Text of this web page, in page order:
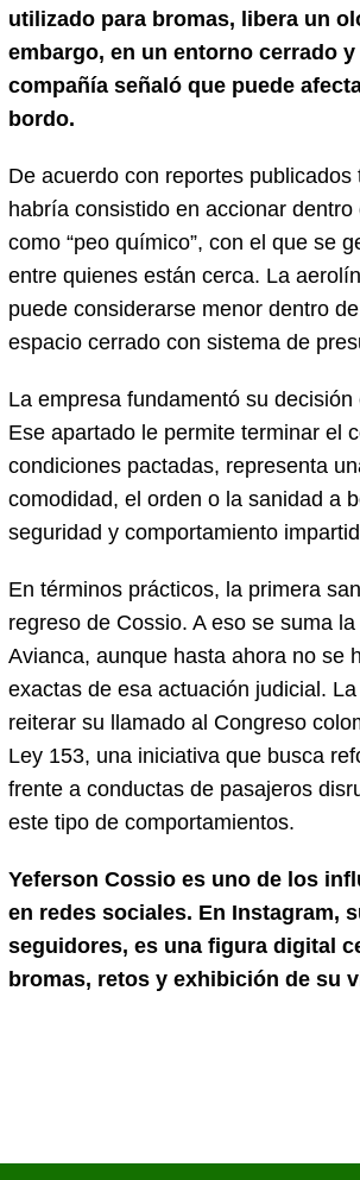
utilizado para bromas, libera un
embargo, en un entorno cerrado
compañía señaló que puede
bordo.
De acuerdo con reportes publicados
habría consistido en accionar
como “peo químico”, con el que se
entre quienes están cerca. La
puede considerarse menor dentro
espacio cerrado con sistema de
La empresa fundamentó su
Ese apartado le permite terminar el
condiciones pactadas, representa
comodidad, el orden o la sanidad a
seguridad y comportamiento
En términos prácticos, la primera
regreso de Cossio. A eso se suma
Avianca, aunque hasta ahora no se
exactas de esa actuación judicial.
reiterar su llamado al Congreso
Ley 153, una iniciativa que busca
frente a conductas de pasajeros
este tipo de comportamientos.
Yeferson Cossio es uno de los
en redes sociales. En Instagram,
seguidores, es una figura digital
bromas, retos y exhibición de su